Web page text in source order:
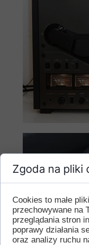
Zgoda na pliki
Cookies to małe
przechowywane na
przeglądania stron
poprawy działania
oraz analizy ruchu